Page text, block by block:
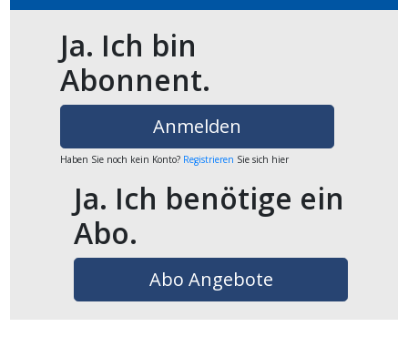
Ja. Ich bin
Abonnent.
Anmelden
Haben Sie noch kein Konto? Registrieren Sie sich hier
Ja. Ich benötige ein
Abo.
Abo Angebote